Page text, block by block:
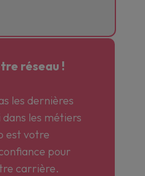
réseau !
les dernières
les métiers
est votre
pour
carrière.